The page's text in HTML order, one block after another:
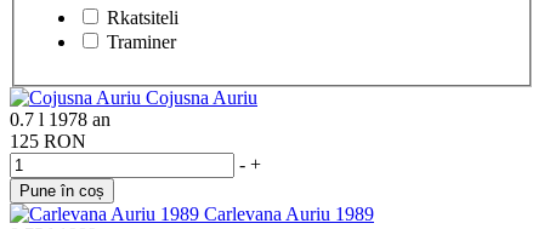
Rkatsiteli
Traminer
Cojusna Auriu
0.7 l 1978 an
125 RON
- +
Pune în coș
Carlevana Auriu 1989